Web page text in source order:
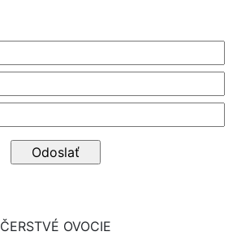
ČERSTVÉ OVOCIE